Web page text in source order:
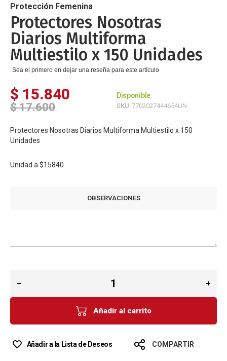
de
la
galería
de
imágenes
Protección Femenina
Protectores Nosotras
Diarios Multiforma
Multiestilo x 150 Unidades
Sea el primero en dejar una reseña para este artículo
$ 15.840
$ 17.600
Disponible
SKU 7702027444654UN
Protectores Nosotras Diarios Multiforma Multiestilo x 150
Unidades
Unidad a $15840
OBSERVACIONES
Añadir al carrito
Añadir a la Lista de Deseos COMPARTIR